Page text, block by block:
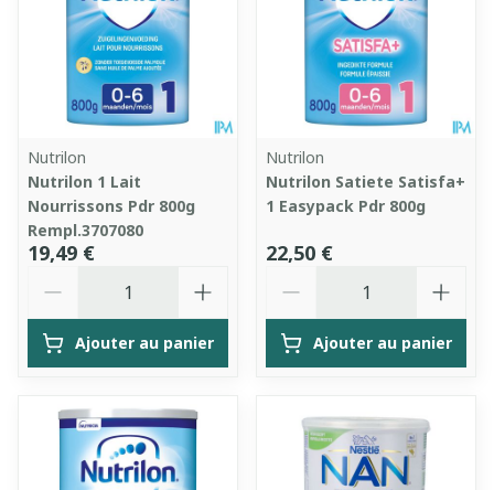
Nutrilon
Nutrilon 1 Lait
Nourrissons Pdr 800g
Rempl.3707080
19,49 €
Ajouter au panier
Nutrilon
Nutrilon Satiete Satisfa+
1 Easypack Pdr 800g
22,50 €
Ajouter au panier